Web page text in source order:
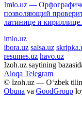
Imlo.uz —
позволяющий
латинице и
imlo.uz
ibora.uz salsa.uz
resumes.uz havo.uz
Izoh.uz saytining
Aloqa Telegram
© Izoh.uz — O‘zbek
Obuna va GoodGroup